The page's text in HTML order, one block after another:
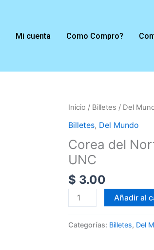
Mi cuenta Como Compro?
Inicio / Billetes / Del
Billetes, Del Mundo
Corea del
UNC
$ 3.00
Corea
del
5000
WON
P#66s
UNC
cantidad
Añadir al
Categorías: Billetes, Del